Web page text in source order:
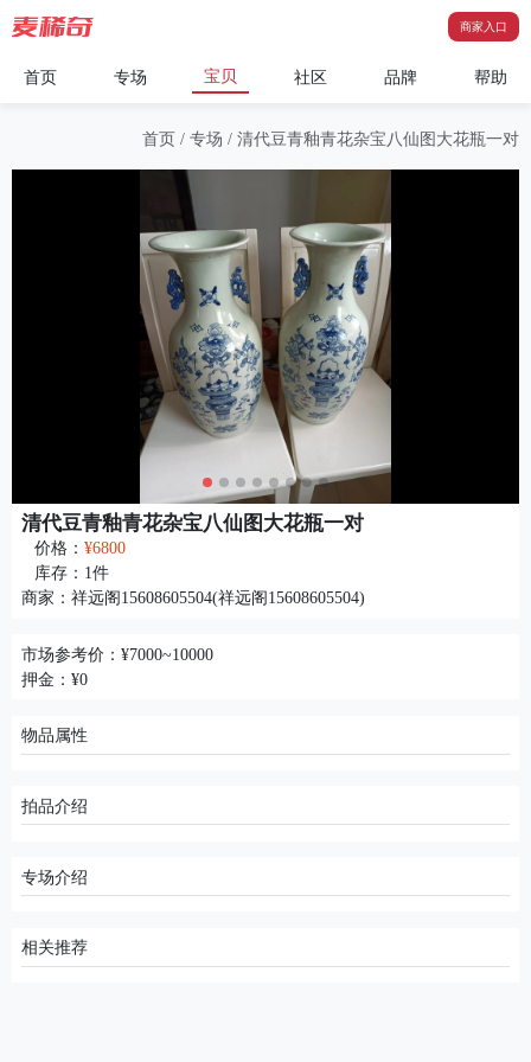
商家入口
首页 专场 宝贝 社区 品牌 帮助
首页 / 专场 / 清代豆青釉青花杂宝八仙图大花瓶一对
清代豆青釉青花杂宝八仙图大花瓶一对
价格： ¥6800
库存： 1件
商家： 祥远阁15608605504(祥远阁15608605504)
市场参考价：¥7000~10000
押金：¥0
物品属性
拍品介绍
专场介绍
相关推荐